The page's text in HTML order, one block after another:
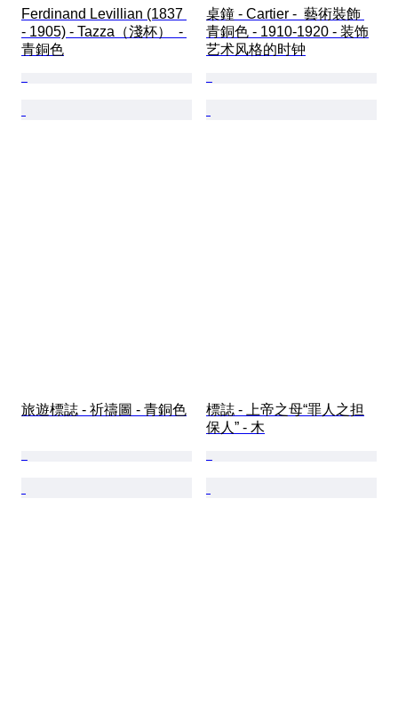
Ferdinand Levillian (1837
- 1905) - Tazza（淺杯）  -
青銅色
桌鐘 - Cartier -  藝術裝飾
青銅色 - 1910-1920 - 装饰
艺术风格的时钟
旅遊標誌 - 祈禱圖 - 青銅色
標誌 - 上帝之母“罪人之担
保人” - 木